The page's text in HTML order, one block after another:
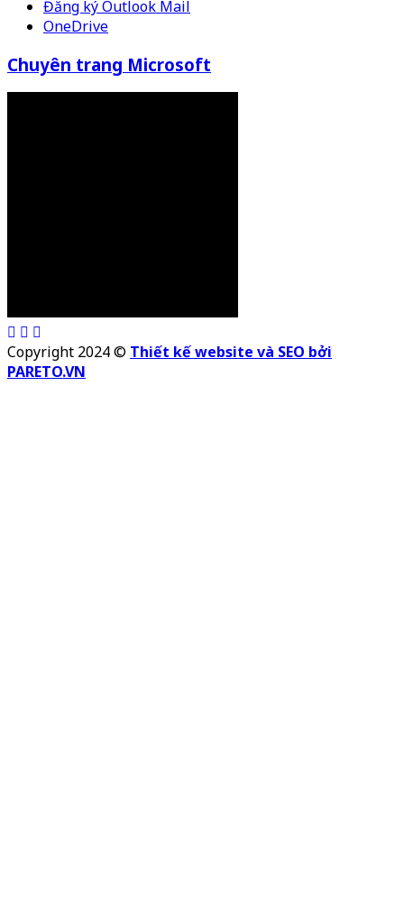
Đăng ký Outlook Mail
OneDrive
Chuyên trang Microsoft
Copyright 2024 © Thiết kế website và SEO bởi
PARETO.VN